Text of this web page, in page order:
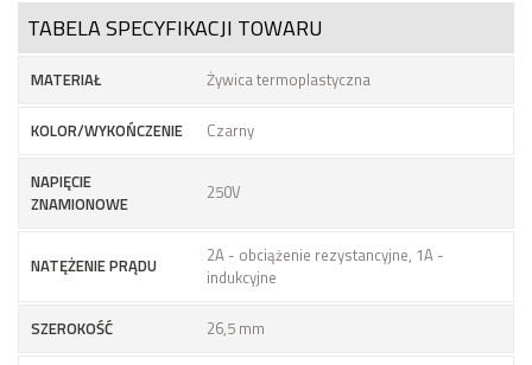
TABELA SPECYFIKACJI TOWARU
MATERIAŁ Żywica termoplastyczna
KOLOR/WYKOŃCZENIE Czarny
NAPIĘCIE
ZNAMIONOWE
250V
NATĘŻENIE PRĄDU
2A - obciążenie rezystancyjne, 1A -
indukcyjne
SZEROKOŚĆ 26,5 mm